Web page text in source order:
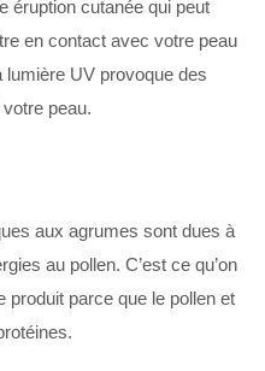
éruption cutanée qui peut
en contact avec votre peau
UV provoque des
peau.
aux agrumes sont dues à
au pollen. C’est ce qu’on
produit parce que le pollen et